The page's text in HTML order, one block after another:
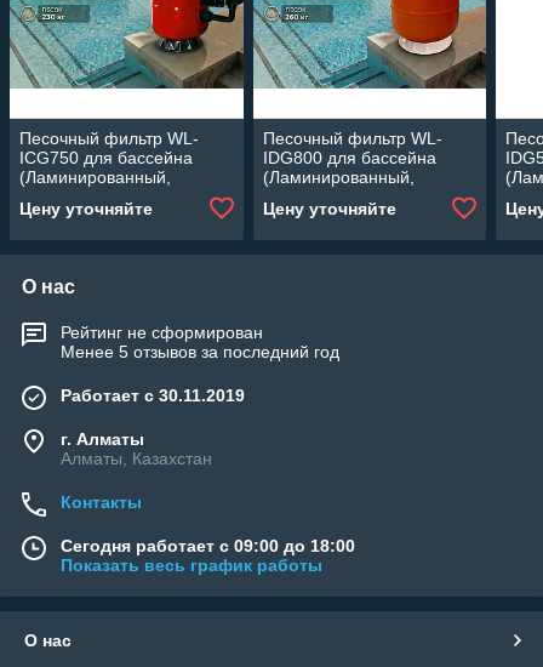
Песочный фильтр WL-
ICG750 для бассейна
(Ламинированный,
м3/ч, диаметр: 750 мм,
Цену уточняйте
Песочный фильтр WL-
IDG800 для бассейна
(Ламинированный,
м3/ч, диаметр: 800 мм,
Цену уточняйте
м3/
О нас
Рейтинг не сформирован
Менее 5 отзывов за последний год
Работает с 30.11.2019
г. Алматы
Алматы, Казахстан
Контакты
Сегодня работает с 09:00 до 18:00
Показать весь график работы
О нас